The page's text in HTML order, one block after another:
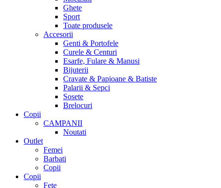
Ghete
Sport
Toate produsele
Accesorii
Genti & Portofele
Curele & Centuri
Esarfe, Fulare & Manusi
Bijuterii
Cravate & Papioane & Batiste
Palarii & Sepci
Sosete
Brelocuri
Copii
CAMPANII
Noutati
Outlet
Femei
Barbati
Copii
Copii
Fete